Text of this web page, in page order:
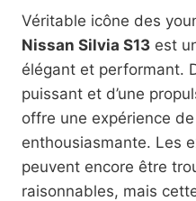
Véritable icône des
Nissan Silvia S13 est
élégant et performant.
puissant et d’une
offre une expérience
enthousiasmante. Les
peuvent encore être
raisonnables, mais